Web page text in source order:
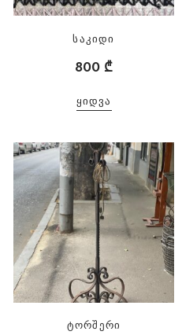
საკიდი
800 ₾
ᲧᲘᲓᲕᲐ
ტორშერი